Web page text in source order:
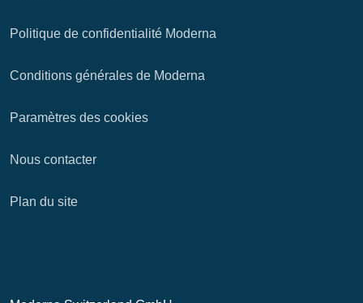
Politique de confidentialité Moderna
Conditions générales de Moderna
Paramètres des cookies
Nous contacter
Plan du site